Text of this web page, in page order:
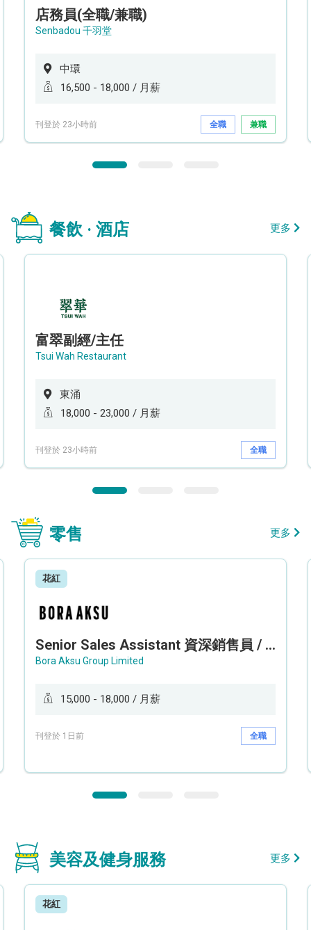
店務員(全職/兼職)
Senbadou 千羽堂
中環
16,500 - 18,000 / 月薪
刊登於 23小時前 全職 兼職
餐飲 · 酒店 更多
富翠副經/主任
Tsui Wah Restaurant
東涌
18,000 - 23,000 / 月薪
刊登於 23小時前 全職
零售 更多
花紅
Senior Sales Assistant 資深銷售員 / Sales Assistant 銷售員
Bora Aksu Group Limited
15,000 - 18,000 / 月薪
刊登於 1日前 全職
美容及健身服務 更多
花紅